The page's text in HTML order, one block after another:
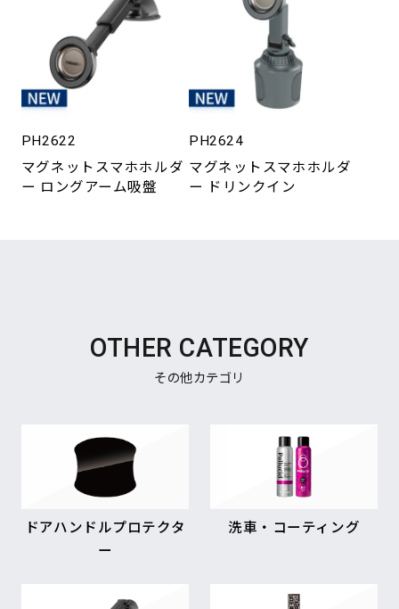
PH2622
マグネットスマホホルダ
ー ロングアーム吸盤
PH2624
マグネットスマホホルダ
ー ドリンクイン
OTHER CATEGORY
その他カテゴリ
ドアハンドルプロテクタ
ー
洗車・コーティング